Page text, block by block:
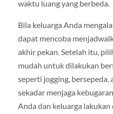
waktu luang yang berbeda.
Bila keluarga Anda
dapat mencoba
akhir pekan. Setelah itu,
mudah untuk dilakukan
seperti jogging, bersepeda,
sekadar menjaga
Anda dan keluarga